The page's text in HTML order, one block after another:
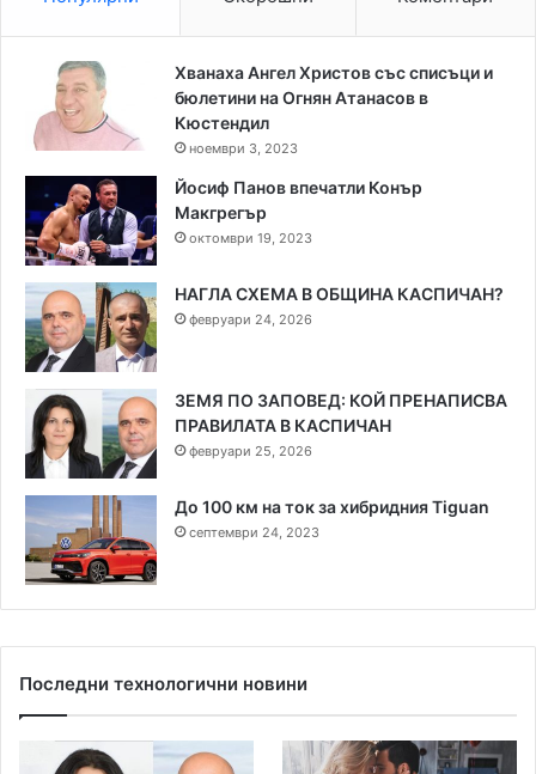
Хванаха Ангел Христов със списъци и
бюлетини на Огнян Атанасов в
Кюстендил
ноември 3, 2023
Йосиф Панов впечатли Конър
Макгрегър
октомври 19, 2023
НАГЛА СХЕМА В ОБЩИНА КАСПИЧАН?
февруари 24, 2026
ЗЕМЯ ПО ЗАПОВЕД: КОЙ ПРЕНАПИСВА
ПРАВИЛАТА В КАСПИЧАН
февруари 25, 2026
До 100 км на ток за хибридния Tiguan
септември 24, 2023
Последни технологични новини